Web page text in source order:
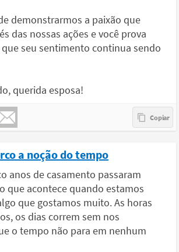
demonstrarmos a paixão que
das nossas ações e você prova
seu sentimento continua sendo
querida esposa!
a noção do tempo
anos de casamento passaram
que acontece quando estamos
que gostamos muito. As horas
os dias correm sem nos
o tempo não para em nenhum